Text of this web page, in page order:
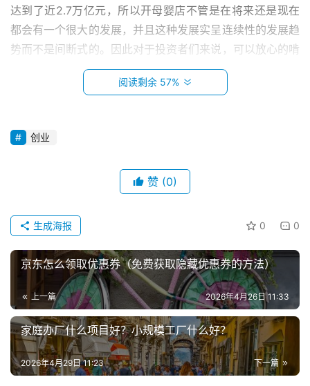
小
本
创
兼
职
项
目
达到了近2.7万亿元，所以开母婴店不管是在将来还是现在
都会有一个很大的发展，并且这种发展实呈连续性的发展趋
势而不是间断式的。因此对于投资者们来说，可以放心的啃
现在很多的人都把资金拿来做服装生意。服装业中
多的童装品牌应运而生，比如安奈儿、巴拉巴拉、红黄蓝
等。为什么现在童装市场这么火爆呢?小编总结了一下几点
服的频率增加;
2、儿童发育快，需要不停的更换新衣，同时儿童
顽皮容易把衣服弄烂，从而加快了衣服的替换率;
3、虽然现在推广了二胎政策，但是很多家庭还是
一个孩子，因此父母对孩子的爱是有过之而不及的;
阅读剩余 57%
创业
赞 (0)
0 0
生成海报
京东怎么领取优惠券（免费获取隐藏优惠券的方法）
上一篇 2026年4月26日 11:33
家庭办厂什么项目好？小规模工厂什么好？
下一篇
2026年4月29日 11:23